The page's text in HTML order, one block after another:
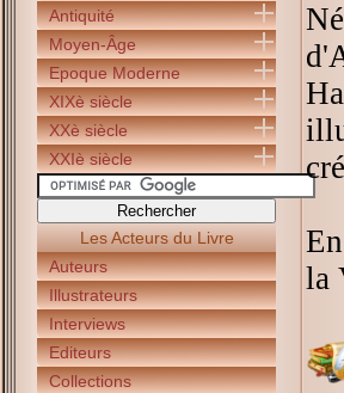
Antiquité
Moyen-Âge
Epoque Moderne
XIXè siècle
XXè siècle
XXIè siècle
Les Acteurs du Livre
Auteurs
Illustrateurs
Interviews
Editeurs
Collections
la